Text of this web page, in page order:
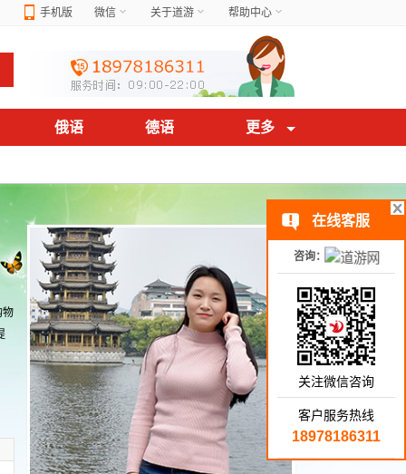
手机版 微信 关于道游 帮助中心
俄语 德语 更多
物
在线客服
咨询：
关注微信咨询
客户服务热线
18978186311